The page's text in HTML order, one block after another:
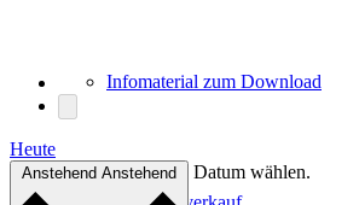
Infomaterial zum Download
Heute
Anstehend Anstehend Datum wählen.